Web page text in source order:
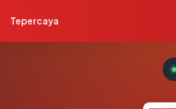
Tepercaya